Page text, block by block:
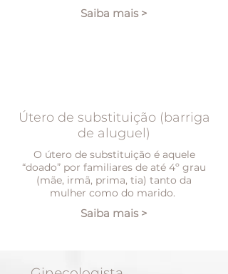
Saiba mais >
Útero de substituição (barriga
de aluguel)
O útero de substituição é aquele
“doado” por familiares de até 4º grau
(mãe, irmã, prima, tia) tanto da
mulher como do marido.
Saiba mais >